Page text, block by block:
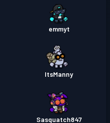
emmyt
ItsManny
Sasquatch847